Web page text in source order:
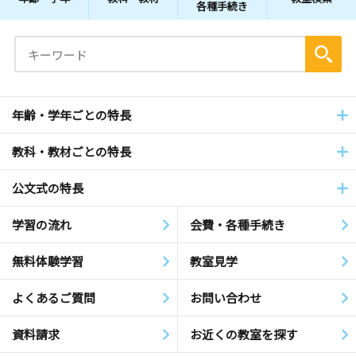
各種手続き
年齢・学年ごとの特長
教科・教材ごとの特長
公文式の特長
学習の流れ 会費・各種手続き
無料体験学習 教室見学
よくあるご質問 お問い合わせ
資料請求 お近くの教室を探す